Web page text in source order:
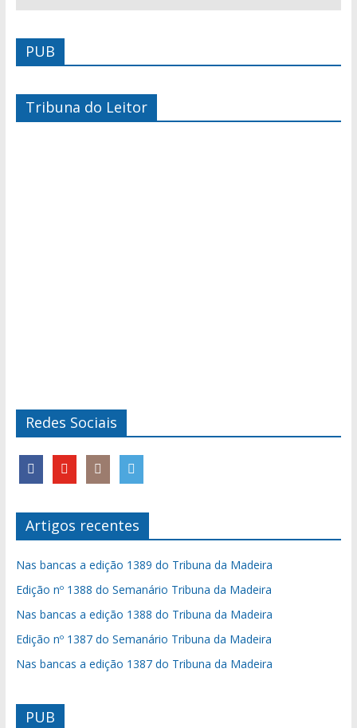
PUB
Tribuna do Leitor
Redes Sociais
Artigos recentes
Nas bancas a edição 1389 do Tribuna da Madeira
Edição nº 1388 do Semanário Tribuna da Madeira
Nas bancas a edição 1388 do Tribuna da Madeira
Edição nº 1387 do Semanário Tribuna da Madeira
Nas bancas a edição 1387 do Tribuna da Madeira
PUB